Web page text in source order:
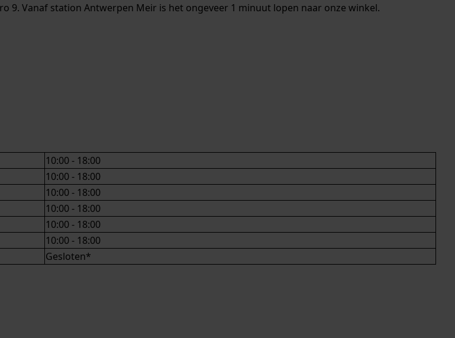
9. Vanaf station Antwerpen Meir is het ongeveer 1 minuut lopen naar onze winkel.
10:00 - 18:00
10:00 - 18:00
10:00 - 18:00
10:00 - 18:00
10:00 - 18:00
10:00 - 18:00
Gesloten*